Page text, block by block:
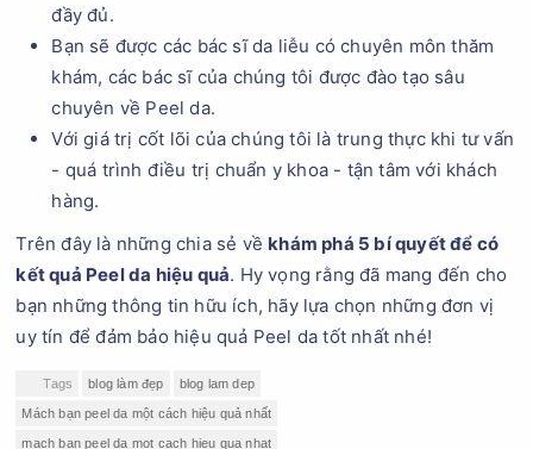
đầy đủ.
Bạn sẽ được các bác sĩ da liễu có chuyên môn thăm
khám, các bác sĩ của chúng tôi được đào tạo sâu
chuyên về Peel da.
Với giá trị cốt lõi của chúng tôi là trung thực khi tư vấn
- quá trình điều trị chuẩn y khoa - tận tâm với khách
hàng.
Trên đây là những chia sẻ về khám phá 5 bí quyết để có
kết quả Peel da hiệu quả. Hy vọng rằng đã mang đến cho
bạn những thông tin hữu ích, hãy lựa chọn những đơn vị
uy tín để đảm bảo hiệu quả Peel da tốt nhất nhé!
Tags blog làm đẹp blog lam dep
Mách bạn peel da một cách hiệu quả nhất
mach ban peel da mot cach hieu qua nhat